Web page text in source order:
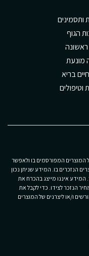
ותסמינים
הגוף
מונעת
בריא
וטיפולים
המוצרים המפורסמים בו ולאפשר
הנזכרים בו. המידע שניתן נכון
המידע איננו מייצג בהכרח את
הנזכר לצידו. כדי לקבל את
ו/או ליצרנים של המוצרים